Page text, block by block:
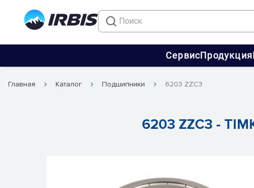
СервисПродукция
Главная Каталог Подшипники 6203 ZZC3
6203 ZZC3 -